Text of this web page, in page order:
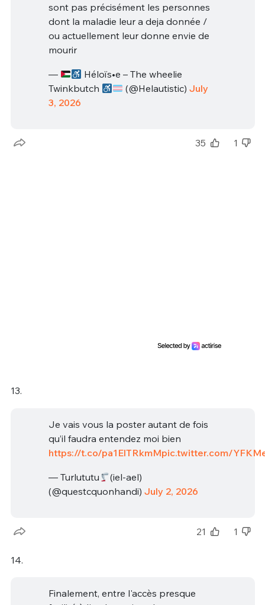
sont pas précisément les personnes
dont la maladie leur a deja donnée /
ou actuellement leur donne envie de
mourir
—
Héloïs•e – The wheelie
Twinkbutch
(@Helautistic) July
3, 2026
35 1
13.
Je vais vous la poster autant de fois
qu’il faudra entendez moi bien
https://t.co/pa1ElTRkmMpic.twitter.com/
— Turlututu
(iel-ael)
(@questcquonhandi) July 2, 2026
21 1
14.
Finalement, entre l'accès presque